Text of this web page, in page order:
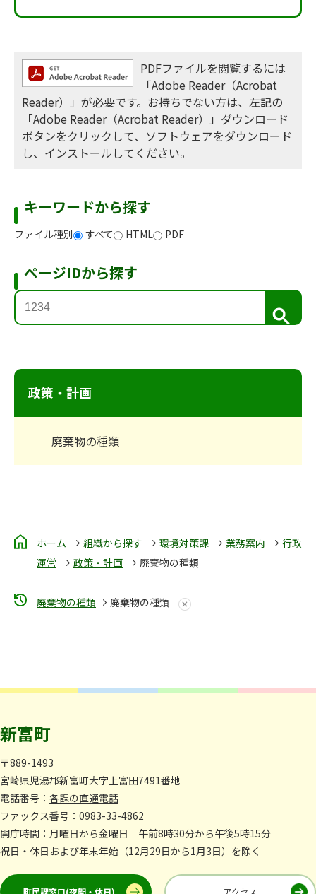
PDFファイルを閲覧するには
「Adobe Reader（Acrobat
Reader）」が必要です。お持ちでない方は、左記の
「Adobe Reader（Acrobat Reader）」ダウンロード
ボタンをクリックして、ソフトウェアをダウンロード
し、インストールしてください。
キーワードから探す
ファイル種別 すべて HTML PDF
ページIDから探す
検
索
政策・計画
廃棄物の種類
ホーム 組織から探す 環境対策課 業務案内
行政
運営
政策・計画 廃棄物の種類
廃棄物の種類 廃棄物の種類
新富町
〒889-1493
宮崎県児湯郡新富町大字上富田7491番地
電話番号： 各課の直通電話
ファックス番号： 0983-33-4862
開庁時間：月曜日から金曜日 午前8時30分から午後5時15分
祝日・休日および年末年始（12月29日から1月3日）を除く
町民課窓口(夜間・休日) アクセス